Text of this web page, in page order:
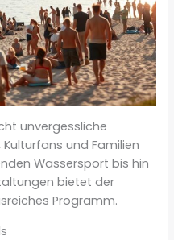
unvergessliche
und Familien
Wassersport bis hin
bietet der
Programm.